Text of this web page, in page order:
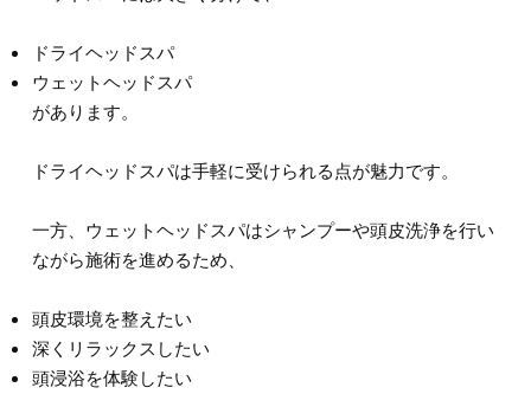
ドライヘッドスパ
ウェットヘッドスパ
があります。
ドライヘッドスパは手軽に受けられる点が魅力です。
一方、ウェットヘッドスパはシャンプーや頭皮洗浄を行い
ながら施術を進めるため、
頭皮環境を整えたい
深くリラックスしたい
頭浸浴を体験したい